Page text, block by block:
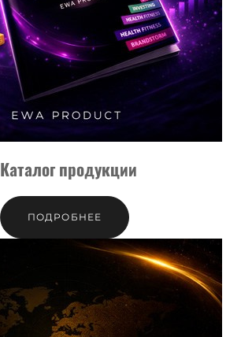
Каталог продукции
ПОДРОБНЕЕ